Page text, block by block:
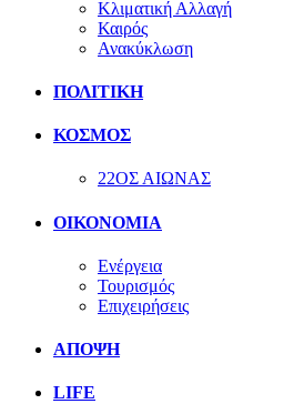
Κλιματική Αλλαγή
Καιρός
Ανακύκλωση
ΠΟΛΙΤΙΚΗ
ΚΟΣΜΟΣ
22ΟΣ ΑΙΩΝΑΣ
ΟΙΚΟΝΟΜΙΑ
Ενέργεια
Τουρισμός
Επιχειρήσεις
ΑΠΟΨΗ
LIFE